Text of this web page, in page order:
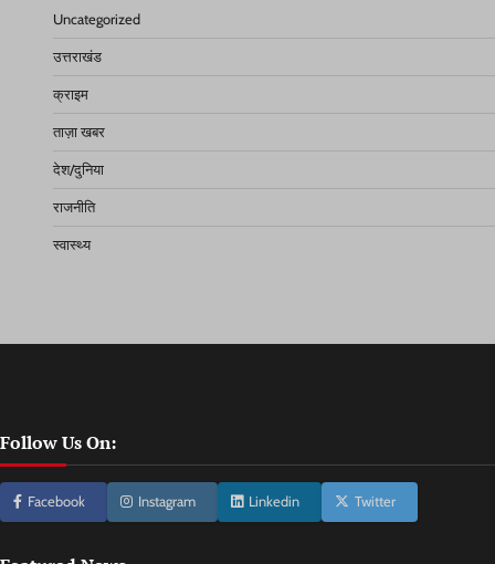
Uncategorized
उत्तराखंड
क्राइम
ताज़ा खबर
देश/दुनिया
राजनीति
स्वास्थ्य
Follow Us On:
Facebook Instagram Linkedin Twitter